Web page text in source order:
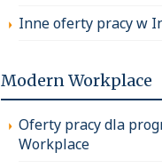
Inne oferty pracy w
Modern Workplace
Oferty pracy dla
Workplace